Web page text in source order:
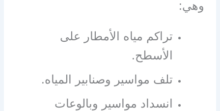
وهي:
تراكم مياه الأمطار على
الأسطح.
تلف مواسير وصنابير المياه.
انسداد مواسير وبالوعات